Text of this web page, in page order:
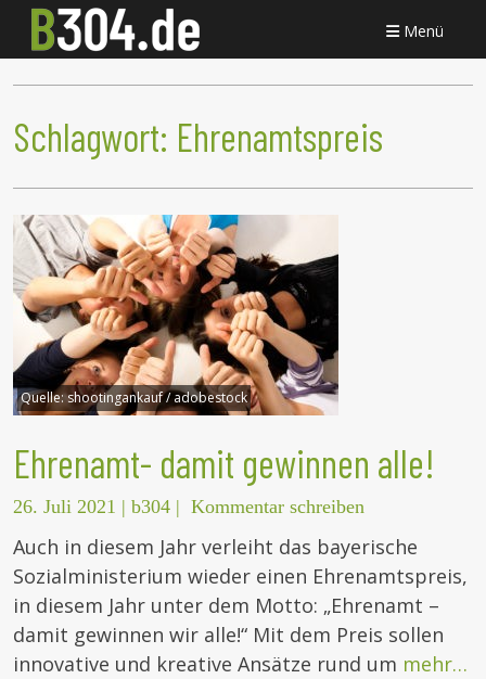
Menü
Schlagwort: Ehrenamtspreis
Quelle:shootingankauf / adobestock
Ehrenamt- damit gewinnen alle!
26. Juli 2021 | b304 | Kommentar schreiben
Auch in diesem Jahr verleiht das bayerische
Sozialministerium wieder einen Ehrenamtspreis,
in diesem Jahr unter dem Motto: „Ehrenamt –
damit gewinnen wir alle!“ Mit dem Preis sollen
innovative und kreative Ansätze rund um mehr…